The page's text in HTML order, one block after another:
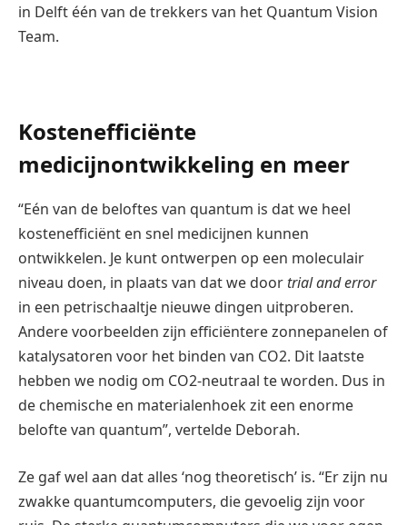
in Delft één van de trekkers van het Quantum Vision
Team.
Kostenefficiënte
medicijnontwikkeling en meer
“Eén van de beloftes van quantum is dat we heel
kostenefficiënt en snel medicijnen kunnen
ontwikkelen. Je kunt ontwerpen op een moleculair
niveau doen, in plaats van dat we door trial and error
in een petrischaaltje nieuwe dingen uitproberen.
Andere voorbeelden zijn efficiëntere zonnepanelen of
katalysatoren voor het binden van CO2. Dit laatste
hebben we nodig om CO2-neutraal te worden. Dus in
de chemische en materialenhoek zit een enorme
belofte van quantum”, vertelde Deborah.
Ze gaf wel aan dat alles ‘nog theoretisch’ is. “Er zijn nu
zwakke quantumcomputers, die gevoelig zijn voor